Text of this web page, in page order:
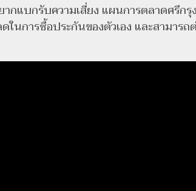
กแบกรับความเสี่ยง แผนการตลาดศรีกรุ
นการซื้อประกันของตัวเอง และสามาร